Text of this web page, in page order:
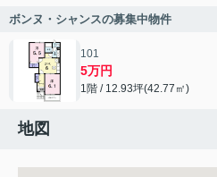
ボンヌ・シャンスの募集中物件
101
5万円
1階 / 12.93坪(42.77㎡)
地図